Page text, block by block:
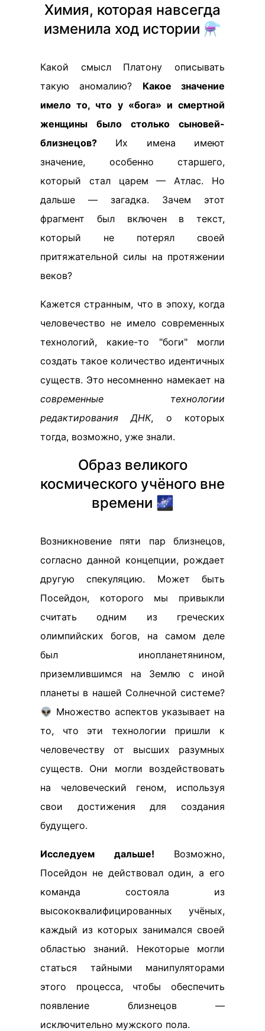
Химия, которая навсегда
изменила ход истории ⚗️
Какой смысл Платону описывать
такую аномалию? Какое значение
имело то, что у «бога» и смертной
женщины было столько сыновей-
близнецов? Их имена имеют
значение, особенно старшего,
который стал царем — Атлас. Но
дальше — загадка. Зачем этот
фрагмент был включен в текст,
который не потерял своей
притяжательной силы на протяжении
веков?
Кажется странным, что в эпоху, когда
человечество не имело современных
технологий, какие-то "боги" могли
создать такое количество идентичных
существ. Это несомненно намекает на
современные технологии
редактирования ДНК, о которых
тогда, возможно, уже знали.
Образ великого
космического учёного вне
времени 🌌
Возникновение пяти пар близнецов,
согласно данной концепции, рождает
другую спекуляцию. Может быть
Посейдон, которого мы привыкли
считать одним из греческих
олимпийских богов, на самом деле
был инопланетянином,
приземлившимся на Землю с иной
планеты в нашей Солнечной системе?
👽 Множество аспектов указывает на
то, что эти технологии пришли к
человечеству от высших разумных
существ. Они могли воздействовать
на человеческий геном, используя
свои достижения для создания
будущего.
Исследуем дальше! Возможно,
Посейдон не действовал один, а его
команда состояла из
высококвалифицированных учёных,
каждый из которых занимался своей
областью знаний. Некоторые могли
статься тайными манипуляторами
этого процесса, чтобы обеспечить
появление близнецов —
исключительно мужского пола.